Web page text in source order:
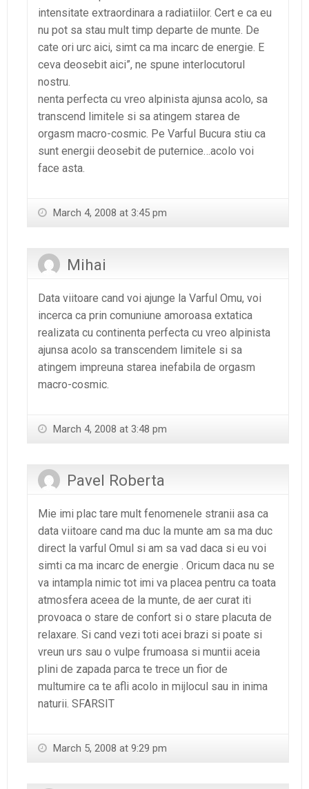
intensitate extraordinara a radiatiilor. Cert e ca eu
nu pot sa stau mult timp departe de munte. De
cate ori urc aici, simt ca ma incarc de energie. E
ceva deosebit aici”, ne spune interlocutorul
nostru.
nenta perfecta cu vreo alpinista ajunsa acolo, sa
transcend limitele si sa atingem starea de
orgasm macro-cosmic. Pe Varful Bucura stiu ca
sunt energii deosebit de puternice…acolo voi
face asta.
March 4, 2008 at 3:45 pm
Mihai
Data viitoare cand voi ajunge la Varful Omu, voi
incerca ca prin comuniune amoroasa extatica
realizata cu continenta perfecta cu vreo alpinista
ajunsa acolo sa transcendem limitele si sa
atingem impreuna starea inefabila de orgasm
macro-cosmic.
March 4, 2008 at 3:48 pm
Pavel Roberta
Mie imi plac tare mult fenomenele stranii asa ca
data viitoare cand ma duc la munte am sa ma duc
direct la varful Omul si am sa vad daca si eu voi
simti ca ma incarc de energie . Oricum daca nu se
va intampla nimic tot imi va placea pentru ca toata
atmosfera aceea de la munte, de aer curat iti
provoaca o stare de confort si o stare placuta de
relaxare. Si cand vezi toti acei brazi si poate si
vreun urs sau o vulpe frumoasa si muntii aceia
plini de zapada parca te trece un fior de
multumire ca te afli acolo in mijlocul sau in inima
naturii. SFARSIT
March 5, 2008 at 9:29 pm